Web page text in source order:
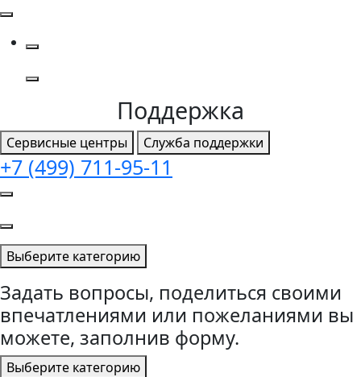
Поддержка
Сервисные центры Служба поддержки
+7 (499) 711-95-11
Выберите категорию
Задать вопросы, поделиться своими
впечатлениями или пожеланиями вы
можете, заполнив форму.
Выберите категорию